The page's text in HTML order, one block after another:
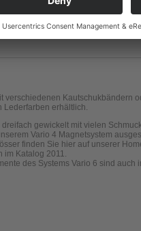
verschiedenen Kautschukbändern
Lederfarben erhältlich.
gewickelt mit vielen
Vario 4 Magnetsystem
finden Sie hier auf unserer
im Katalog 2011.
des Systems Vario 6 sind auch